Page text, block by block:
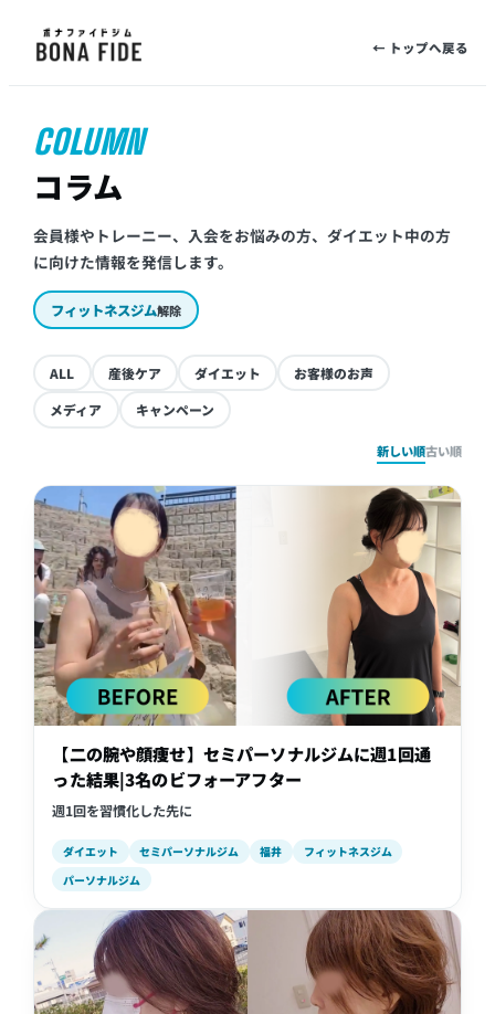
← トップへ戻る
COLUMN
コラム
会員様やトレーニー、入会をお悩みの方、ダイエット中の方
に向けた情報を発信します。
フィットネスジム解除
ALL 産後ケア ダイエット
お客様のお声
メディア
キャンペーン
新しい順古い順
【二の腕や顔痩せ】セミパーソナルジムに週1回通
った結果|3名のビフォーアフター
週1回を習慣化した先に
ダイエット セミパーソナルジム 福井
フィットネスジム
パーソナルジム